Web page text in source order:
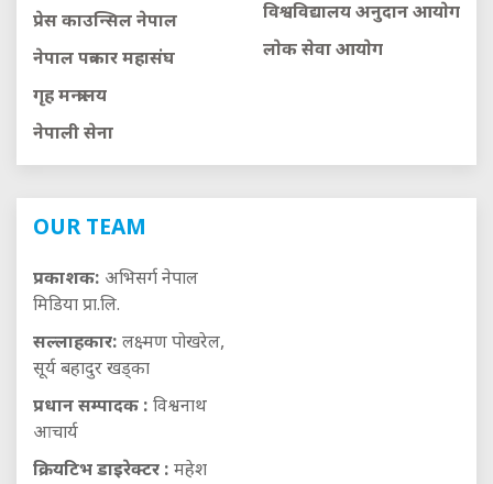
प्रेस काउन्सिल नेपाल
नेपाल पत्रकार महासंघ
गृह मन्त्रालय
नेपाली सेना
विश्वविद्यालय अनुदान आयाेग
लाेक सेवा आयाेग
OUR TEAM
प्रकाशक: अभिसर्ग नेपाल
मिडिया प्रा.लि.
सल्लाहकार: लक्ष्मण पोखरेल,
सूर्य बहादुर खड्का
प्रधान सम्पादक : विश्वनाथ
आचार्य
क्रियटिभ डाइरेक्टर : महेश